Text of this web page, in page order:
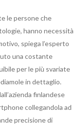
le persone che
hanno necessità
spiega l’esperto
una costante
per le più svariate
in dettaglio.
finlandese
collegandola ad
precisione di